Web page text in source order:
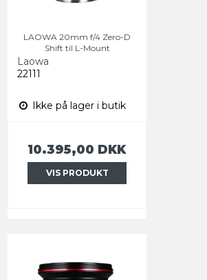
LAOWA 20mm f/4 Zero-D
Shift til L-Mount
Laowa
22111
Ikke på lager i butik
10.395,00 DKK
VIS PRODUKT